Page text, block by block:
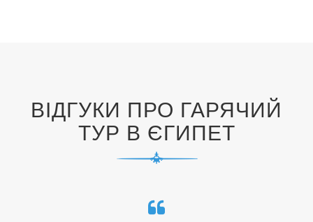
ВІДГУКИ ПРО ГАРЯЧИЙ
ТУР В ЄГИПЕТ